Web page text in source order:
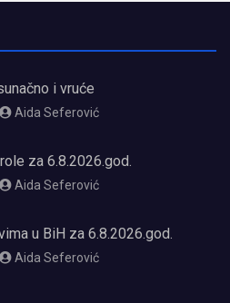
i vruće
Aida Seferović
za 6.8.2026.god.
Aida Seferović
u BiH za 6.8.2026.god.
Aida Seferović